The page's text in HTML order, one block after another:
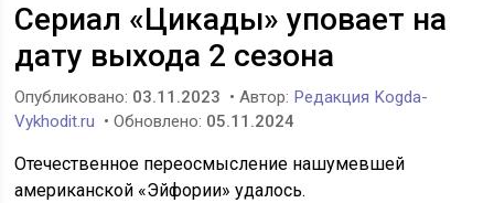
Сериал «Цикады» уповает на
дату выхода 2 сезона
Опубликовано: 03.11.2023 • Автор: Редакция Kogda-
Vykhodit.ru • Обновлено: 05.11.2024
Отечественное переосмысление нашумевшей
американской «Эйфории» удалось.